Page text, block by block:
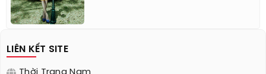
LIÊN KẾT SITE